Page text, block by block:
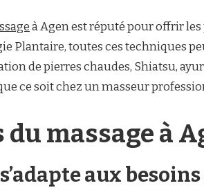
à Agen est réputé pour offrir
Plantaire, toutes ces techniques
de pierres chaudes, Shiatsu,
ce soit chez un masseur
massage à
aux